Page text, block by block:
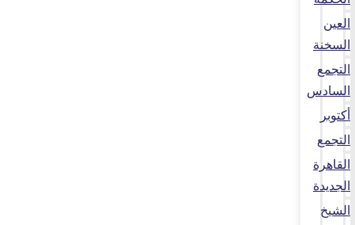
العين
السخنة
التجمع
السادس
أكتوبر
التجمع
القاهرة
الجديدة
الشيخ